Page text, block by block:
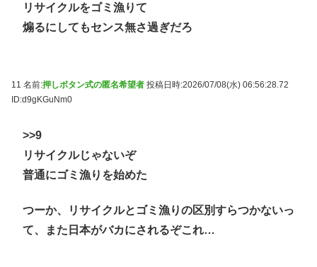
リサイクルをゴミ漁りて
煽るにしてもセンス無さ過ぎだろ
11 名前:押しボタン式の匿名希望者 投稿日時:2026/07/08(水) 06:56:28.72
ID:d9gKGuNm0
>>9
リサイクルじゃないぞ
普通にゴミ漁りを始めた
つーか、リサイクルとゴミ漁りの区別すらつかないっ
て、また日本がバカにされるぞこれ…